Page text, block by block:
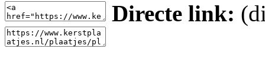
Directe link: